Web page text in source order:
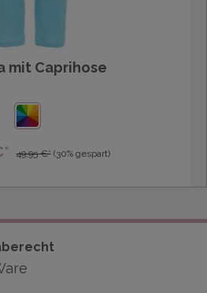
mit Caprihose
49,95 €* (30% gespart)